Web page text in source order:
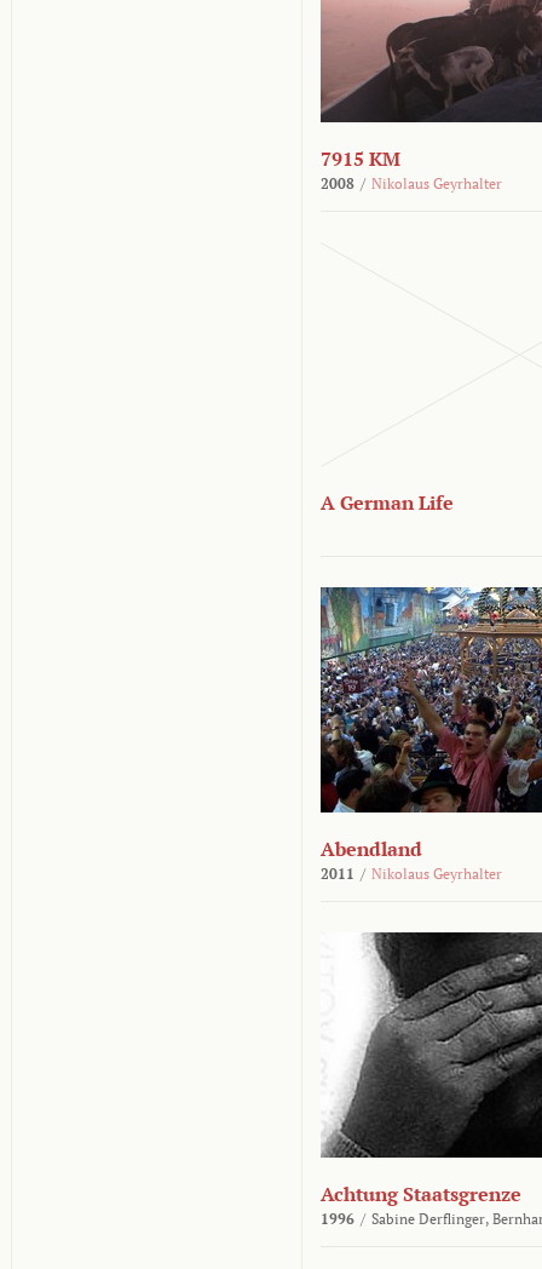
7915 KM
2008 / Nikolaus Geyrhalter
A German Life
Abendland
2011 / Nikolaus Geyrhalter
Achtung Staatsgrenze
1996 / Sabine Derflinger,